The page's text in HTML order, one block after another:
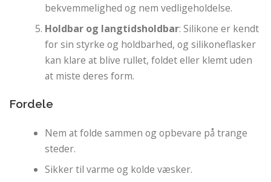
bekvemmelighed og nem vedligeholdelse.
Holdbar og langtidsholdbar: Silikone er kendt
for sin styrke og holdbarhed, og silikoneflasker
kan klare at blive rullet, foldet eller klemt uden
at miste deres form.
Fordele
Nem at folde sammen og opbevare på trange
steder.
Sikker til varme og kolde væsker.